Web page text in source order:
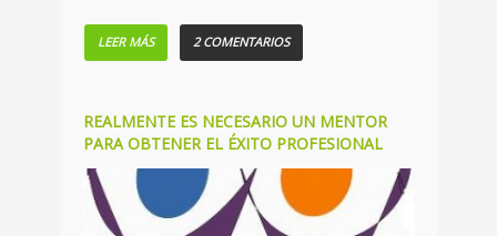
LEER MÁS 2 COMENTARIOS
REALMENTE ES NECESARIO UN MENTOR
PARA OBTENER EL ÉXITO PROFESIONAL